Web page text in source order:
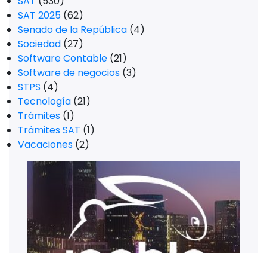
SAT 2025 (62)
Senado de la República (4)
Sociedad (27)
Software Contable (21)
Software de negocios (3)
STPS (4)
Tecnología (21)
Trámites (1)
Trámites SAT (1)
Vacaciones (2)